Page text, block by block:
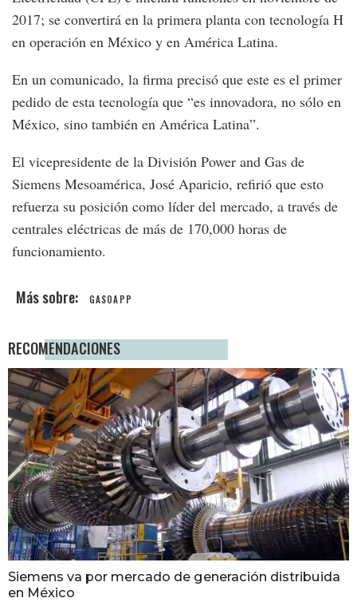
2017; se convertirá en la primera planta con tecnología H
en operación en México y en América Latina.
En un comunicado, la firma precisó que este es el primer
pedido de esta tecnología que “es innovadora, no sólo en
México, sino también en América Latina”.
El vicepresidente de la División Power and Gas de
Siemens Mesoamérica, José Aparicio, refirió que esto
refuerza su posición como líder del mercado, a través de
centrales eléctricas de más de 170,000 horas de
funcionamiento.
GASOAPP
RECOMENDACIONES
Siemens va por mercado de generación distribuida
en México